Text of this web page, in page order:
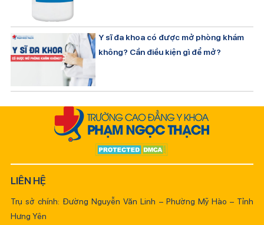
Y sĩ đa khoa có được mở phòng khám
không? Cần điều kiện gì để mở?
LIÊN HỆ
Trụ sở chính: Đường Nguyễn Văn Linh – Phường Mỹ Hào – Tỉnh
Hưng Yên